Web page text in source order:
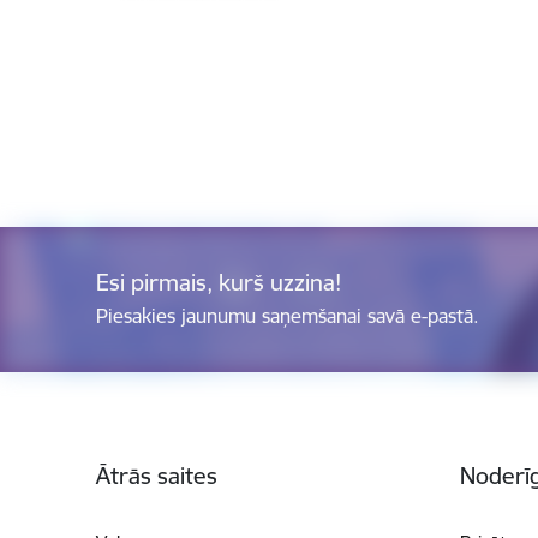
Esi pirmais, kurš uzzina!
Piesakies jaunumu saņemšanai savā e-pastā.
Ātrās saites